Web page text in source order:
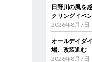
日野川の風を
クリングイベ
2026年8月7日
オールデイダ
場、改装進む
2026年8月7日